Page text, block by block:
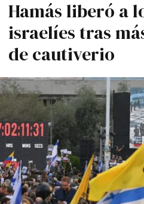
Hamás liberó a
israelíes tras
de cautiverio